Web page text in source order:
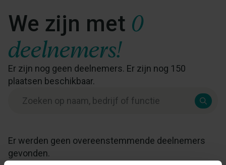
We zijn met 0
deelnemers!
Er zijn nog geen deelnemers. Er zijn nog 150
plaatsen beschikbaar.
Er werden geen overeenstemmende deelnemers
gevonden.